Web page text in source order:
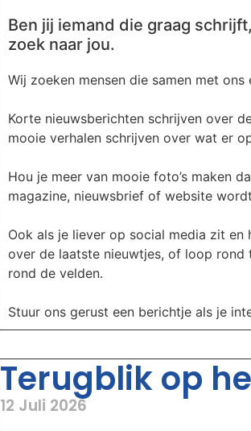
Ben jij iemand die graag
zoek naar jou.
Wij zoeken mensen die samen met
Korte nieuwsberichten schrijven over
mooie verhalen schrijven over wat er
Hou je meer van mooie foto’s maken
magazine, nieuwsbrief of website
Ook als je liever op social media zit
over de laatste nieuwtjes, of loop rond
rond de velden.
Stuur ons gerust een berichtje als je
Terugblik op
12 Juli 2026